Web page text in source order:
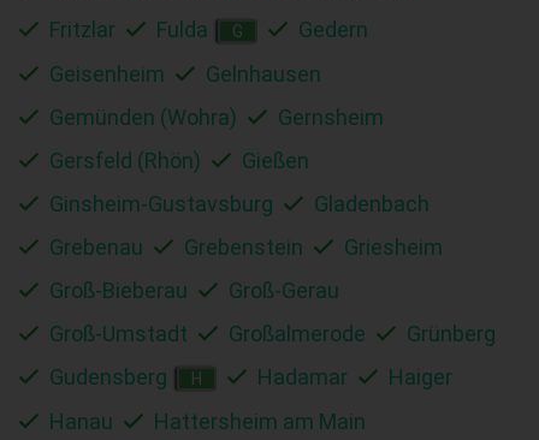
Fritzlar
Fulda G
Gedern
Geisenheim
Gelnhausen
Gemünden (Wohra)
Gernsheim
Gersfeld (Rhön)
Gießen
Ginsheim-Gustavsburg
Gladenbach
Grebenau
Grebenstein
Griesheim
Groß-Bieberau
Groß-Gerau
Groß-Umstadt
Großalmerode
Grünberg
Gudensberg
H Hadamar
Haiger
Hanau
Hattersheim am Main